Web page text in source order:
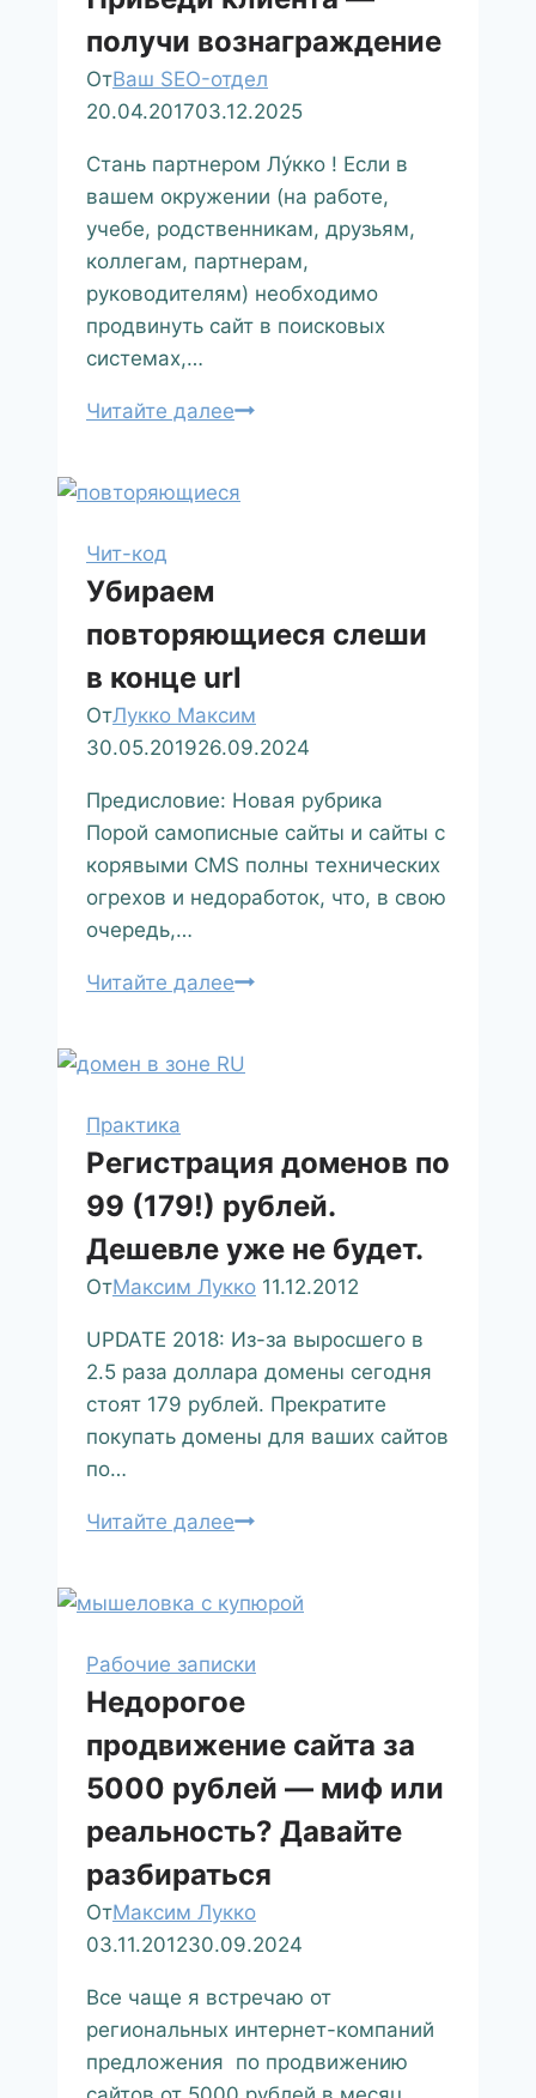
получи вознаграждение
ОтВаш SEO-отдел
20.04.201703.12.2025
Стань партнером Лýкко ! Если в
вашем окружении (на работе,
учебе, родственникам, друзьям,
коллегам, партнерам,
руководителям) необходимо
продвинуть сайт в поисковых
системах,…
Читайте далее
Чит-код
Убираем
повторяющиеся слеши
в конце url
ОтЛукко Максим
30.05.201926.09.2024
Предисловие: Новая рубрика
Порой самописные сайты и сайты с
корявыми CMS полны технических
огрехов и недоработок, что, в свою
очередь,…
Читайте далее
Практика
Регистрация доменов по
99 (179!) рублей.
Дешевле уже не будет.
ОтМаксим Лукко 11.12.2012
UPDATE 2018: Из-за выросшего в
2.5 раза доллара домены сегодня
стоят 179 рублей. Прекратите
покупать домены для ваших сайтов
по…
Читайте далее
Рабочие записки
Недорогое
продвижение сайта за
5000 рублей — миф или
реальность? Давайте
разбираться
ОтМаксим Лукко
03.11.201230.09.2024
Все чаще я встречаю от
региональных интернет-компаний
предложения по продвижению